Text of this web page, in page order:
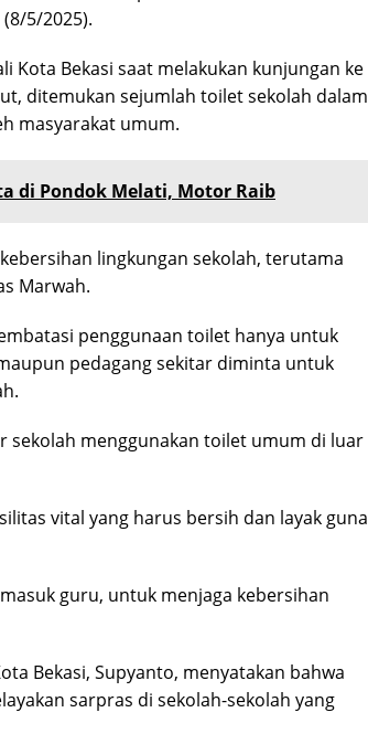
5/2025).
Kota Bekasi saat melakukan kunjungan ke
ditemukan sejumlah toilet sekolah dalam
masyarakat umum.
di Pondok Melati, Motor Raib
lingkungan sekolah, terutama
Marwah.
penggunaan toilet hanya untuk
pedagang sekitar diminta untuk
sekolah menggunakan toilet umum di luar
vital yang harus bersih dan layak guna
guru, untuk menjaga kebersihan
Bekasi, Supyanto, menyatakan bahwa
sarpras di sekolah-sekolah yang